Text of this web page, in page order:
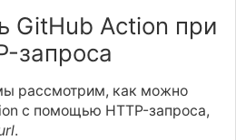
GitHub Action при
запроса
рассмотрим, как можно
с помощью HTTP-запроса,
.